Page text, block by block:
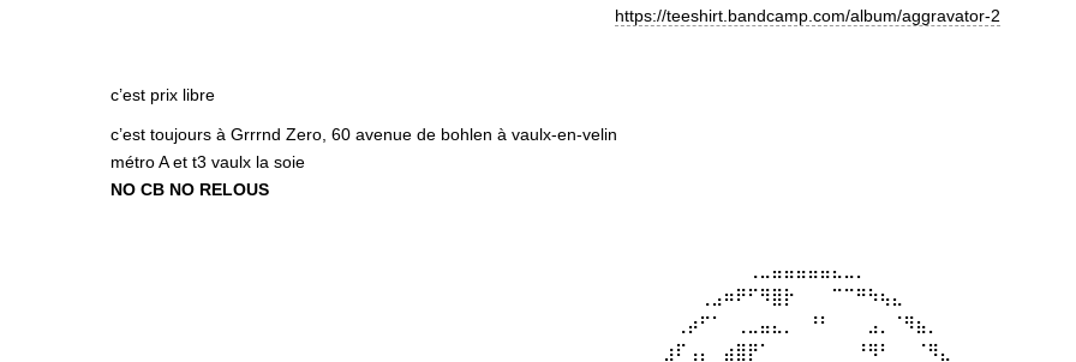
https://teeshirt.bandcamp.com/album/aggravator-2
c’est prix libre
c’est toujours à Grrrnd Zero, 60 avenue de bohlen à vaulx-en-velin
métro A et t3 vaulx la soie
NO CB NO RELOUS
⠀⠀⠀⠀⠀⠀⠀⠀⠀⠀⢀⣀⣤⣤⣤⣤⣤⣄⣀⡀⠀⠀⠀⠀⠀⠀⠀⠀⠀⠀
⠀⠀⠀⠀⠀⠀⢀⣠⠶⠟⠋⠻⣿⡗⠀⠀⠀⠉⠉⠛⠳⢦⣄⠀⠀⠀⠀⠀⠀⠀
⠀⠀⠀⠀⢀⡴⠋⠁⠀⢀⣀⣤⣄⡀⠀⠘⠃⠀⠀⠀⣠⡀⠈⠻⣦⡀⠀⠀⠀⠀
⠀⠀⠀⣰⠏⢠⡄⠀⣴⣿⡟⠁⠀⠀⠀⠀⠀⠀⠀⠘⠻⠃⠀⠀⠈⠻⣄⠀⠀⠀